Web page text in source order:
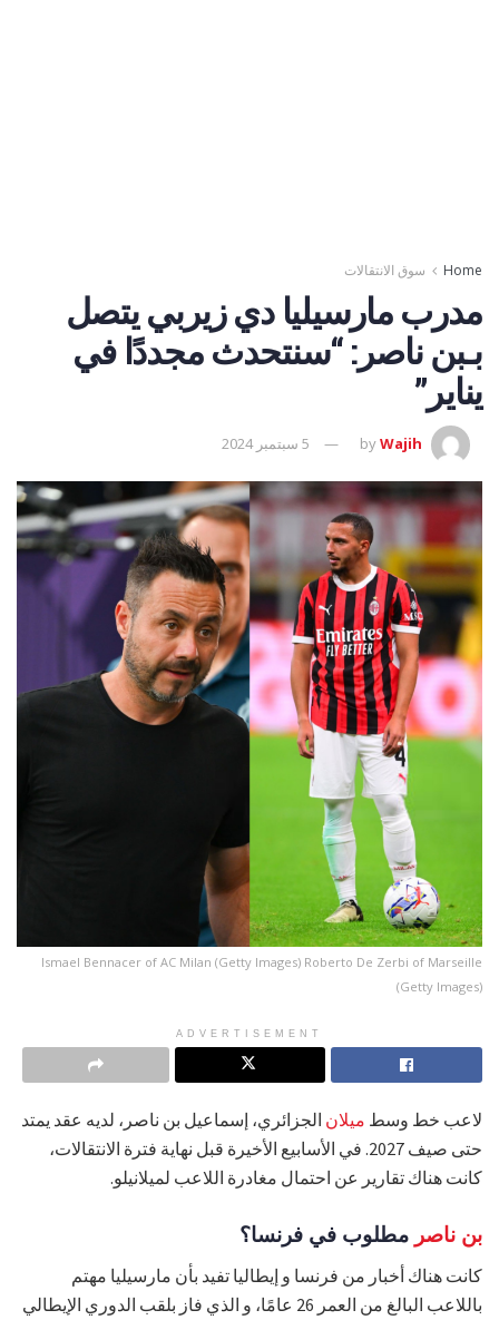
Home سوق الانتقالات
مدرب مارسيليا دي زيربي يتصل
بـبن ناصر: “سنتحدث مجددًا في
يناير”
byWajih 5 سبتمبر 2024
Ismael Bennacer of AC Milan (Getty Images) Roberto De Zerbi of Marseille
(Getty Images)
ADVERTISEMENT
لاعب خط وسط ميلان الجزائري، إسماعيل بن ناصر، لديه عقد يمتد
حتى صيف 2027. في الأسابيع الأخيرة قبل نهاية فترة الانتقالات،
كانت هناك تقارير عن احتمال مغادرة اللاعب لميلانيلو.
بن ناصر مطلوب في فرنسا؟
كانت هناك أخبار من فرنسا و إيطاليا تفيد بأن مارسيليا مهتم
باللاعب البالغ من العمر 26 عامًا، و الذي فاز بلقب الدوري الإيطالي